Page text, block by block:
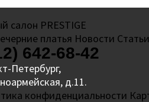
платья Новости Статьи
642-68-42
Петербург,
д.11.
конфиденциальности